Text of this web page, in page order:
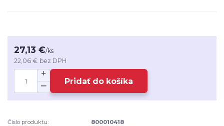
27,13 €/ks
22,06 € bez DPH
Pridať do košíka
Číslo produktu:
800010418